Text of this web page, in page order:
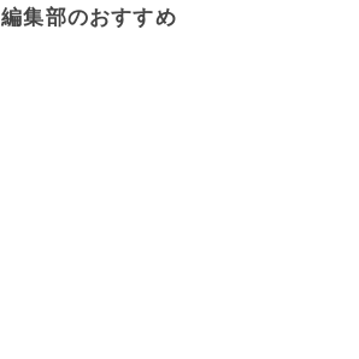
編集部のおすすめ